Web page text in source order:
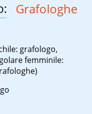
Grafologhe
grafologo,
femminile: